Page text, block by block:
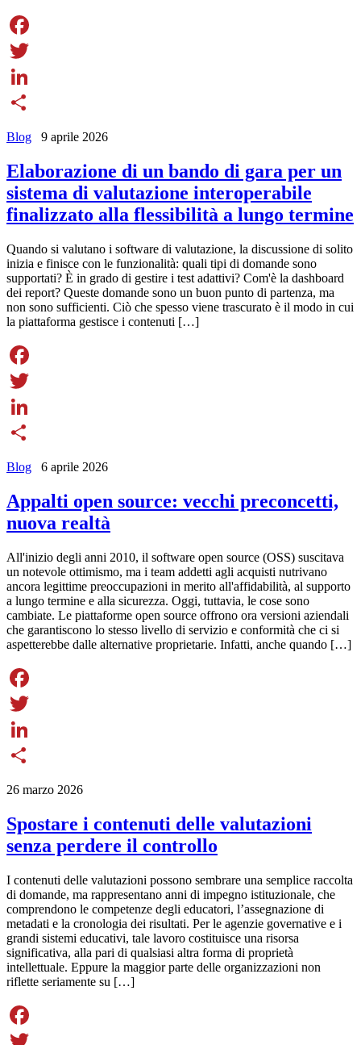
Facebook
Twitter
LinkedIn
Blog 9 aprile 2026
Elaborazione di un bando di gara per un
sistema di valutazione interoperabile
finalizzato alla flessibilità a lungo termine
Quando si valutano i software di valutazione, la discussione di solito
inizia e finisce con le funzionalità: quali tipi di domande sono
supportati? È in grado di gestire i test adattivi? Com'è la dashboard
dei report? Queste domande sono un buon punto di partenza, ma
non sono sufficienti. Ciò che spesso viene trascurato è il modo in cui
la piattaforma gestisce i contenuti […]
Facebook
Twitter
LinkedIn
Blog 6 aprile 2026
Appalti open source: vecchi preconcetti,
nuova realtà
All'inizio degli anni 2010, il software open source (OSS) suscitava
un notevole ottimismo, ma i team addetti agli acquisti nutrivano
ancora legittime preoccupazioni in merito all'affidabilità, al supporto
a lungo termine e alla sicurezza. Oggi, tuttavia, le cose sono
cambiate. Le piattaforme open source offrono ora versioni aziendali
che garantiscono lo stesso livello di servizio e conformità che ci si
aspetterebbe dalle alternative proprietarie. Infatti, anche quando […]
Facebook
Twitter
LinkedIn
26 marzo 2026
Spostare i contenuti delle valutazioni
senza perdere il controllo
I contenuti delle valutazioni possono sembrare una semplice raccolta
di domande, ma rappresentano anni di impegno istituzionale, che
comprendono le competenze degli educatori, l’assegnazione di
metadati e la cronologia dei risultati. Per le agenzie governative e i
grandi sistemi educativi, tale lavoro costituisce una risorsa
significativa, alla pari di qualsiasi altra forma di proprietà
intellettuale. Eppure la maggior parte delle organizzazioni non
riflette seriamente su […]
Facebook